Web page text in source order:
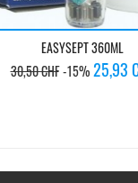
EASYSEPT 360ML
Prix
de
30,50 CHF -15% Prix
25,93